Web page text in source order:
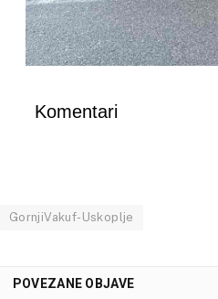
Komentari
GornjiVakuf-Uskoplje
POVEZANE OBJAVE